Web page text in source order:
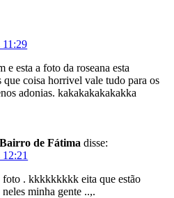
11:29
e esta a foto da roseana esta
que coisa horrivel vale tudo para os
adonias. kakakakakakakka
de Fátima disse:
foto . kkkkkkkkk eita que estão
minha gente ..,.